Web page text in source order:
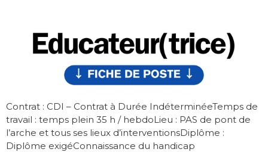
Contrat : CDI – Contrat à Durée IndéterminéeTemps de
travail : temps plein 35 h / hebdoLieu : PAS de pont de
l’arche et tous ses lieux d’interventionsDiplôme :
Diplôme exigéConnaissance du handicap